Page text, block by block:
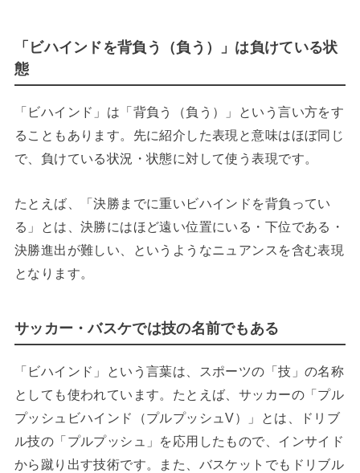
「ビハインドを背負う（負う）」は負けている状
態
「ビハインド」は「背負う（負う）」という言い方をす
ることもあります。先に紹介した表現と意味はほぼ同じ
で、負けている状況・状態に対して使う表現です。
たとえば、「決勝までに重いビハインドを背負ってい
る」とは、決勝にはほど遠い位置にいる・下位である・
決勝進出が難しい、というようなニュアンスを含む表現
となります。
サッカー・バスケでは技の名前でもある
「ビハインド」という言葉は、スポーツの「技」の名称
としても使われています。たとえば、サッカーの「プル
プッシュビハインド（プルプッシュV）」とは、ドリブ
ル技の「プルプッシュ」を応用したもので、インサイド
から蹴り出す技術です。また、バスケットでもドリブル